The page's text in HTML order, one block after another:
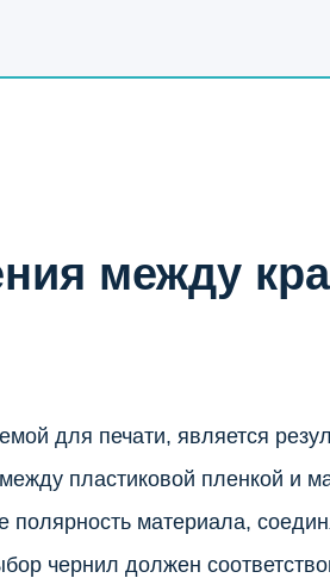
между
для печати, является
пластиковой пленкой и
материала,
чернил должен